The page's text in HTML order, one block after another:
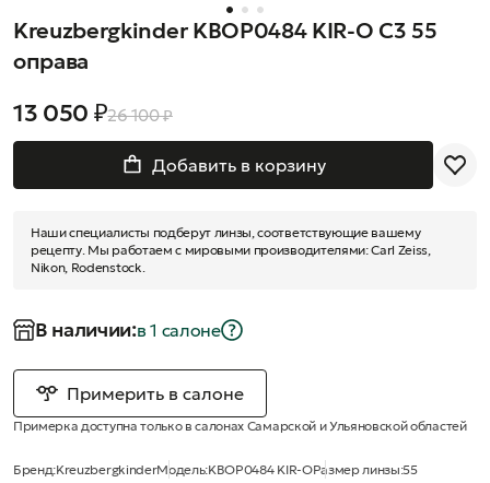
Kreuzbergkinder KBOP0484 KIR-O C3 55
оправа
13 050 ₽26 100 ₽
Добавить в корзину
Наши специалисты подберут линзы, соответствующие вашему
рецепту. Мы работаем с мировыми производителями: Carl Zeiss,
Nikon, Rodenstock.
В наличии:в 1 салонe
Примерить в салоне
Примерка доступна только в салонах Самарской и Ульяновской областей
Бренд:KreuzbergkinderМодель:KBOP0484 KIR-OРазмер линзы:55